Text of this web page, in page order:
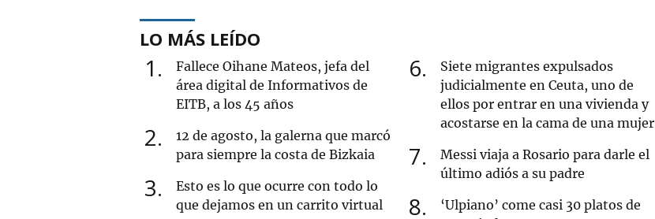
LO MÁS LEÍDO
1
Fallece Oihane Mateos, jefa del
área digital de Informativos de
EITB, a los 45 años
2
12 de agosto, la galerna que marcó
para siempre la costa de Bizkaia
3
Esto es lo que ocurre con todo lo
que dejamos en un carrito virtual
6
Siete migrantes expulsados
judicialmente en Ceuta, uno de
ellos por entrar en una vivienda y
acostarse en la cama de una mujer
7
Messi viaja a Rosario para darle el
último adiós a su padre
8
‘Ulpiano’ come casi 30 platos de